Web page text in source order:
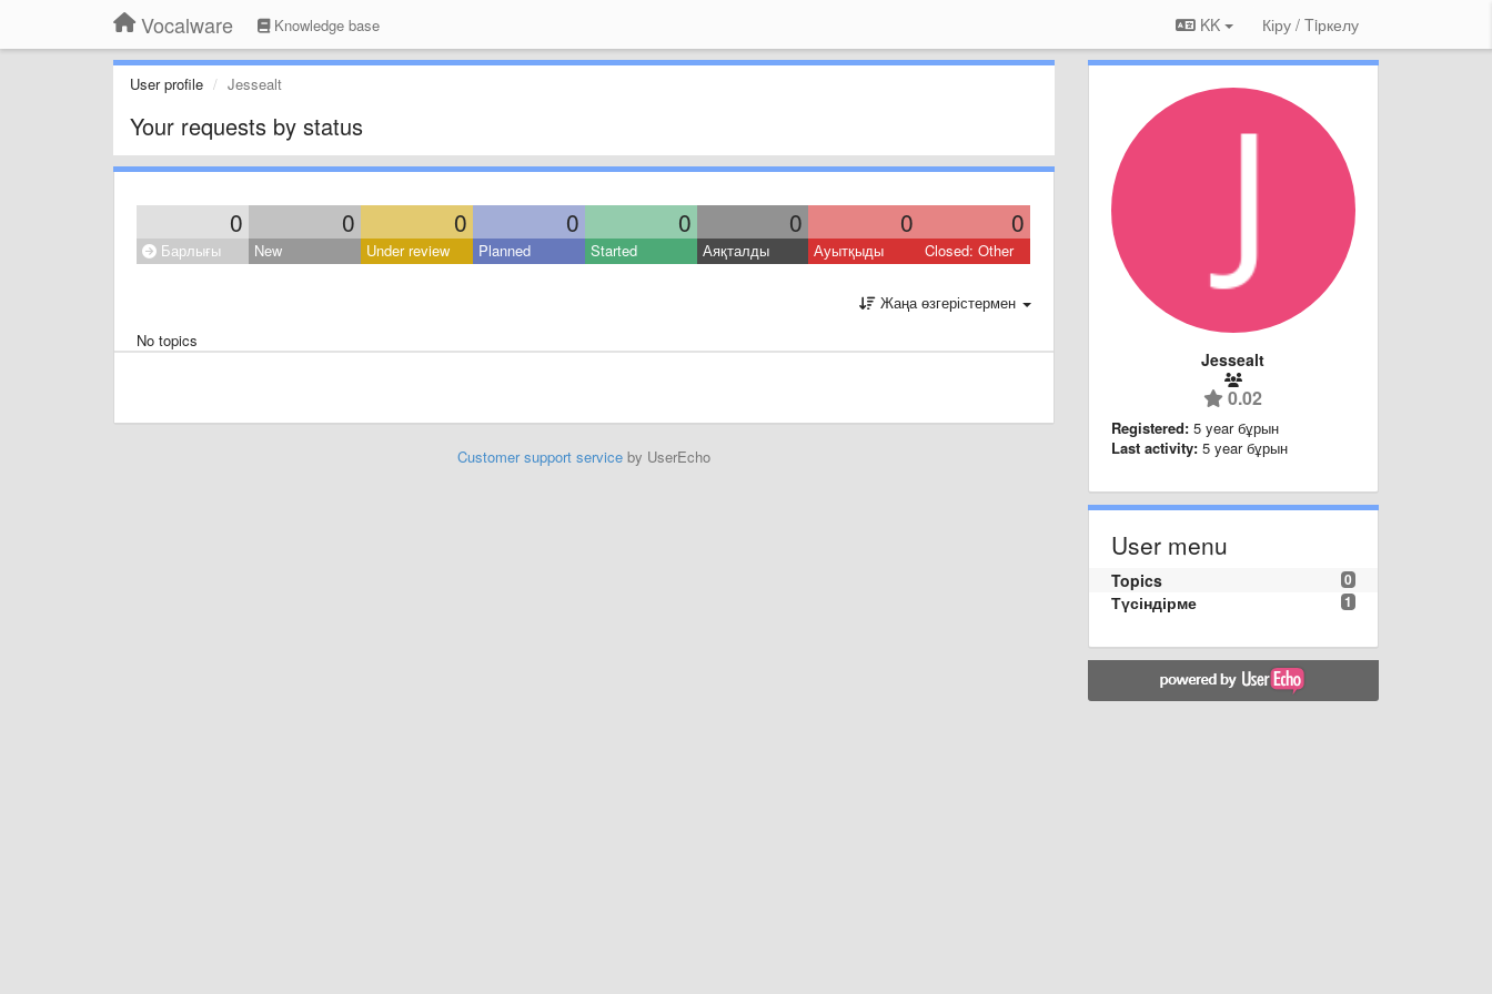
Vocalware Knowledge base KK Кіру / Tiркелу
User profile Jessealt
Your requests by status
0 0 0 0 0 0 0 0
Барлығы New Under review Planned Started Аяқталды Ауытқыды Closed: Other
Жаңа өзгерістермен
No topics
Customer support serviceby UserEcho
Jessealt
0.02
Registered: 5 year бұрын
Last activity: 5 year бұрын
User menu
0
Topics
1
Түсіндірме